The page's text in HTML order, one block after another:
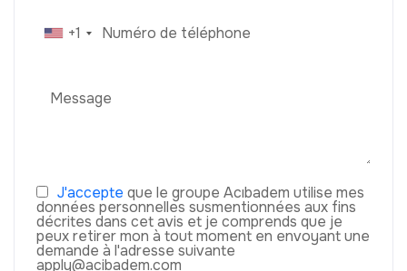
+1
J'accepte que le groupe Acıbadem utilise mes
données personnelles susmentionnées aux fins
décrites dans cet avis et je comprends que je
peux retirer mon à tout moment en envoyant une
demande à l'adresse suivante
apply@acibadem.com